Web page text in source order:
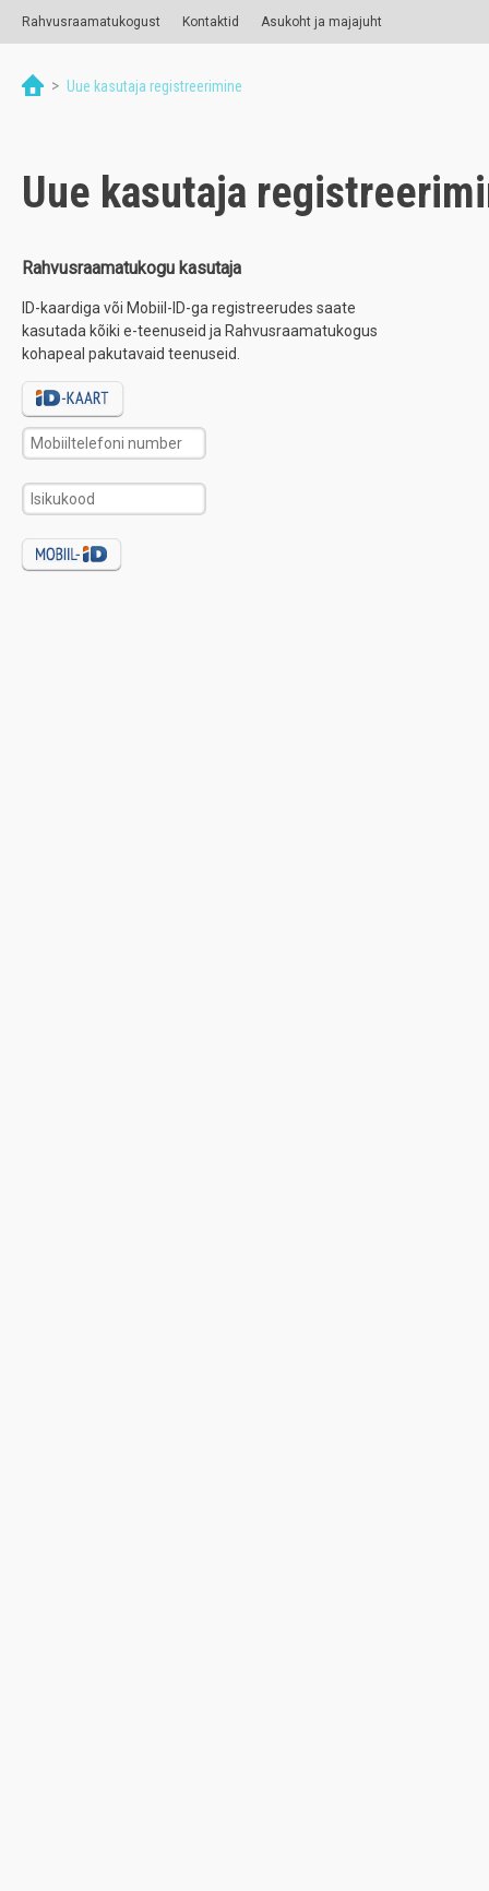
Rahvusraamatukogust Kontaktid Asukoht ja majajuht
> Uue kasutaja registreerimine
Uue kasutaja
Rahvusraamatukogu kasutaja
ID-kaardiga või Mobiil-ID-ga registreerudes saate
kasutada kõiki e-teenuseid ja Rahvusraamatukogus
kohapeal pakutavaid teenuseid.